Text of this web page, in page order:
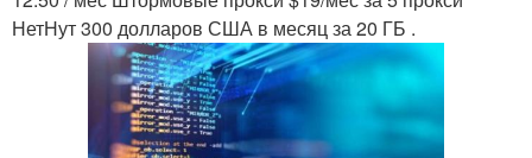
НетНут 300 долларов США в месяц за 20 ГБ .